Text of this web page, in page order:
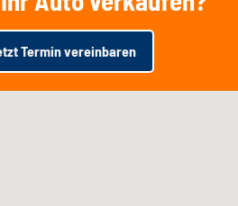
Termin vereinbaren